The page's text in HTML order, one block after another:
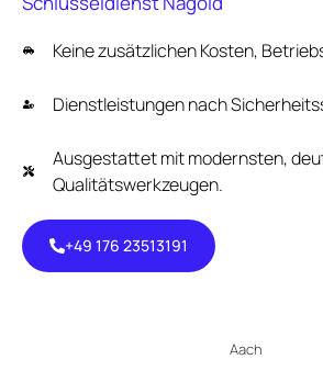
Keine zusätzlichen Kosten,
Dienstleistungen nach
Ausgestattet mit modernsten,
Qualitätswerkzeugen.
+49 176 23513191
Aach